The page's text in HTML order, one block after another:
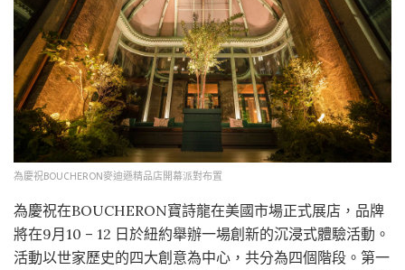
為慶祝BOUCHERON麥迪遜精品店開幕派對布置
為慶祝在BOUCHERON寶詩龍在美國市場正式展店，品牌
將在9月10 – 12 日於紐約舉辦一場創新的沉浸式體驗活動。
活動以世家歷史的四大創意為中心，共分為四個階段。第一